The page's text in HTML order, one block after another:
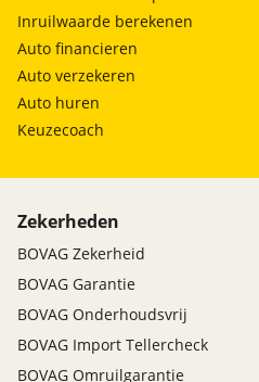
Inruilwaarde berekenen
Auto financieren
Auto verzekeren
Auto huren
Keuzecoach
Zekerheden
BOVAG Zekerheid
BOVAG Garantie
BOVAG Onderhoudsvrij
BOVAG Import Tellercheck
BOVAG Omruilgarantie